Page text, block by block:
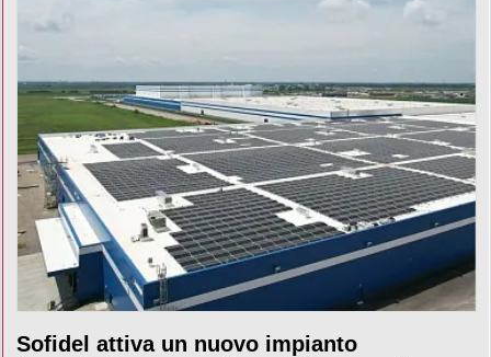
Sofidel attiva un nuovo impianto